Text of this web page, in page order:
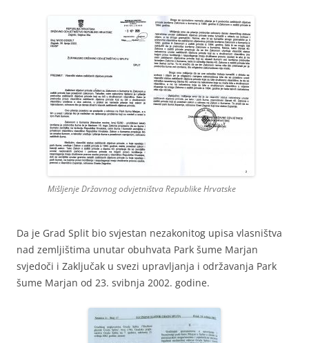
Mišljenje Državnog odvjetništva Republike Hrvatske
Da je Grad Split bio svjestan nezakonitog upisa vlasništva
nad zemljištima unutar obuhvata Park šume Marjan
svjedoči i Zaključak u svezi upravljanja i održavanja Park
šume Marjan od 23. svibnja 2002. godine.